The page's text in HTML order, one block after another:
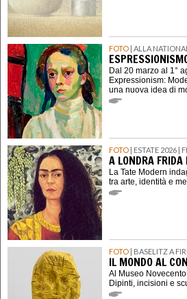
FOTO | ALLA
Dal 20 marzo al 1°
Expressionism:
una nuova idea di
FOTO | ESTATE 2026 |
A LONDRA
La Tate Modern
tra arte, identità e
FOTO | BASELITZ A
IL MONDO AL
Al Museo
Dipinti, incisioni e